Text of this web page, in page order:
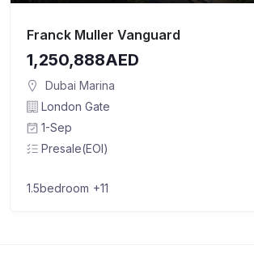
Franck Muller Vanguard
1,250,888AED
Dubai Marina
London Gate
1-Sep
Presale(EOI)
1.5bedroom +11